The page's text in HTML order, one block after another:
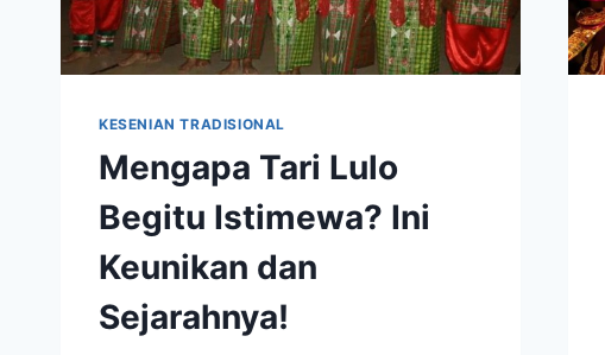
KESENIAN TRADISIONAL
Mengapa Tari Lulo
Begitu Istimewa? Ini
Keunikan dan
Sejarahnya!